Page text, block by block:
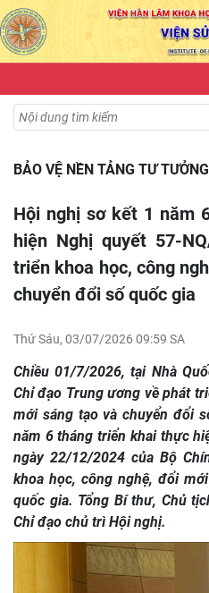
BẢO VỆ NỀN TẢNG TƯ
Hội nghị sơ kết 1 năm 6 tháng triển khai thực
hiện Nghị quyết 57-
triển khoa học, công
chuyển đổi số quốc gia
Thứ Sáu, 03/07/2026 09:59 SA
Chiều 01/7/2026, tại Nhà
Chỉ đạo Trung ương về phát
mới sáng tạo và chuyển đổi
năm 6 tháng triển khai thực
ngày 22/12/2024 của Bộ
khoa học, công nghệ, đổi
quốc gia. Tổng Bí thư, Chủ
Chỉ đạo chủ trì Hội nghị.